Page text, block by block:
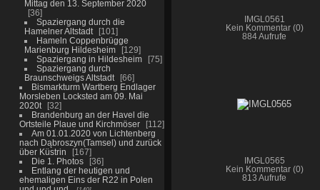
Mittag den 13. September 2020
36
Spaziergang durch die
Hamelner Altstadt
101
Hameln Coppenbrügge
Marienburg Hildesheim
129
Spaziergang in Hildesheim
75
Spaziergang durch
Braunschweigs Altstadt
66
Bismarkturm Wartberg Endlager
Morsleben Locksted am 09. Mai
2020t
32
Brandenburg an der Havel die
Ortsteile Plaue und Kirchmöser
112
Am 01.01.2020 von Lichtenberg
nach Dąbroszyn(Tamsel) und zurück
über Küstrin
167
Die 1. Photos
36
Entlang der heutigen und
ehemaligen Eins der R22 in Polen
IMGL0561
Kein Kommentar (0)
884 Aufrufe
IMGL0565
Kein Kommentar (0)
813 Aufrufe